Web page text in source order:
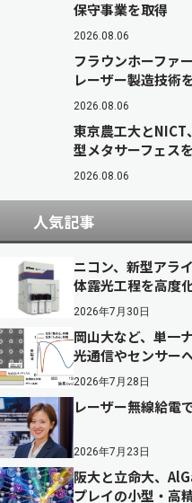
保守事業を取得
2026.08.06
フラウンホーファ
レーザー製造技術
2026.08.06
東京農工大と
型メタサーフェス
2026.08.06
人気記事
ニコン、新型アラ
体露光工程を高度
2026年7月30日
岡山大など、単一
光通信やセンサー
2026年7月28日
レーザー無線給電
2026年7月23日
阪大と立命大、
プレイの小型・高